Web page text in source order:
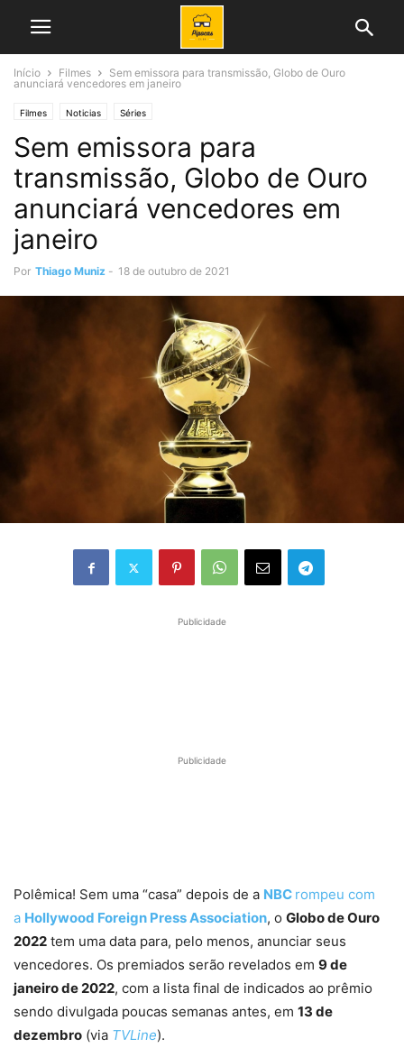
Início Filmes
Sem emissora para transmissão, Globo de Ouro
anunciará vencedores em janeiro
Filmes Noticias Séries
Sem emissora para
transmissão, Globo de Ouro
anunciará vencedores em
janeiro
Por Thiago Muniz - 18 de outubro de 2021
Publicidade
Publicidade
Polêmica! Sem uma “casa” depois de a NBC rompeu com
a Hollywood Foreign Press Association, o Globo de Ouro
2022 tem uma data para, pelo menos, anunciar seus
vencedores. Os premiados serão revelados em 9 de
janeiro de 2022, com a lista final de indicados ao prêmio
sendo divulgada poucas semanas antes, em 13 de
dezembro (via TVLine).